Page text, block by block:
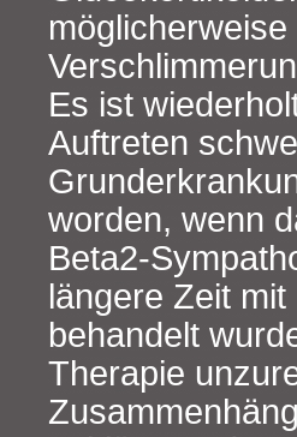
Es ist
Auftreten
worden, wenn
längere Zeit
behandelt
Therapie